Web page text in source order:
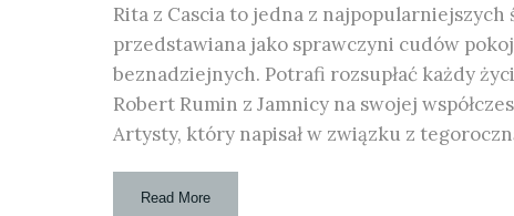
Rita z Cascia to jedna z
przedstawiana jako sprawczyni cudów
beznadziejnych. Potrafi rozsupłać każdy
Robert Rumin z Jamnicy na swojej
Artysty, który napisał w związku z
Read More